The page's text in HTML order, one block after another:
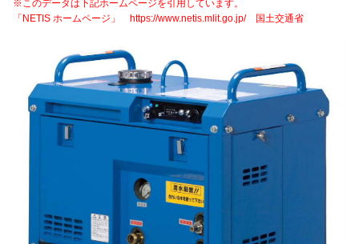
※このデータは下記ホームページを引用しています。
「NETIS ホームページ」 https://www.netis.mlit.go.jp/ 国土交通省